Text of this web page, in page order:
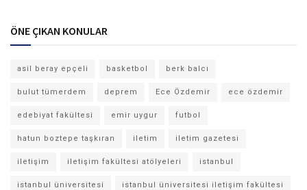
ÖNE ÇIKAN KONULAR
asil beray epçeli basketbol berk balcı
bulut tümerdem deprem Ece Özdemir ece özdemir
edebiyat fakültesi emir uygur futbol
hatun boztepe taşkıran iletim iletim gazetesi
iletişim iletişim fakültesi atölyeleri istanbul
istanbul üniversitesi istanbul üniversitesi iletişim fakültesi